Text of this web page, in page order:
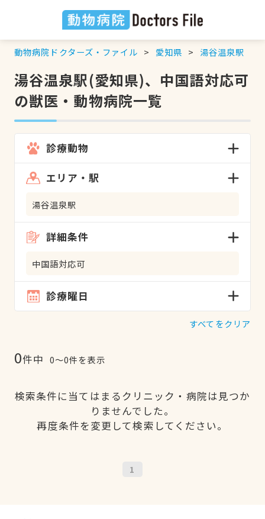
動物病院ドクターズ・ファイル 愛知県 湯谷温泉駅
湯谷温泉駅(愛知県)、中国語対応可
の獣医・動物病院一覧
診療動物
エリア・駅
湯谷温泉駅
詳細条件
中国語対応可
診療曜日
すべてをクリア
0件中 0〜0件を表示
検索条件に当てはまるクリニック・病院は見つか
りませんでした。
再度条件を変更して検索してください。
1